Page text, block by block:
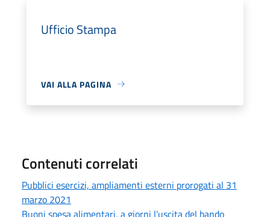
Ufficio Stampa
VAI ALLA PAGINA
Contenuti correlati
Pubblici esercizi, ampliamenti esterni prorogati al 31
marzo 2021
Buoni spesa alimentari, a giorni l’uscita del bando